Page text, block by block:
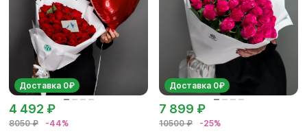
Доставка 0₽
8050 ₽ -44%
4 492 ₽
Доставка 0₽
10500 ₽ -25%
7 899 ₽